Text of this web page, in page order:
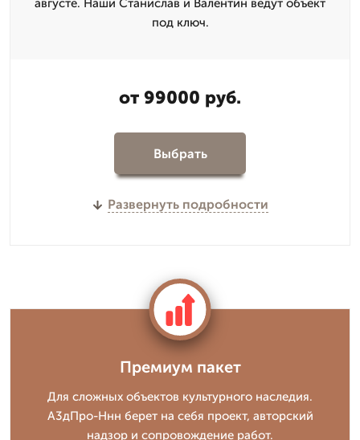
августе. Наши Станислав и Валентин ведут объект
под ключ.
от 99000 руб.
Выбрать
Развернуть подробности
Премиум пакет
Для сложных объектов культурного наследия.
А3дПро-Ннн берет на себя проект, авторский
надзор и сопровождение работ.